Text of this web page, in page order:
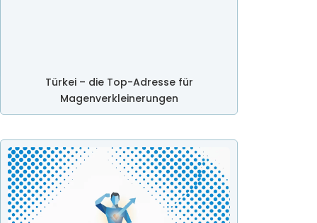
Türkei – die Top-Adresse für
Magenverkleinerungen